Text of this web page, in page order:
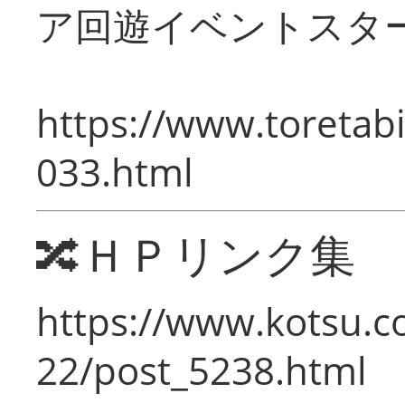
ア回遊イベントスタ
https://
033.html
🔀ＨＰリンク集
https://
22/post_5238.html